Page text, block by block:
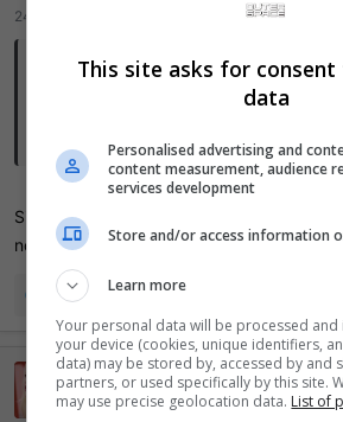
24 Maio 2023
Champion disse:
Mas aí a sony vai ganhar com as
Sim, do mesmo jeito que a Microsoft
no Playstation.
Champion
Bat Esponja
Lenda da internet
This site asks for consent
data
Personalised advertising and
content measurement, audience
services development
Store and/or access information
Learn more
Your personal data will be processed
your device (cookies, unique identifiers,
data) may be stored by, accessed by and
partners, or used specifically by this site.
may use precise geolocation data. List of